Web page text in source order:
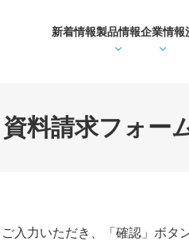
新着情報製品情報企業情報
料請求フォー
入力いただき、「確認」ボタ